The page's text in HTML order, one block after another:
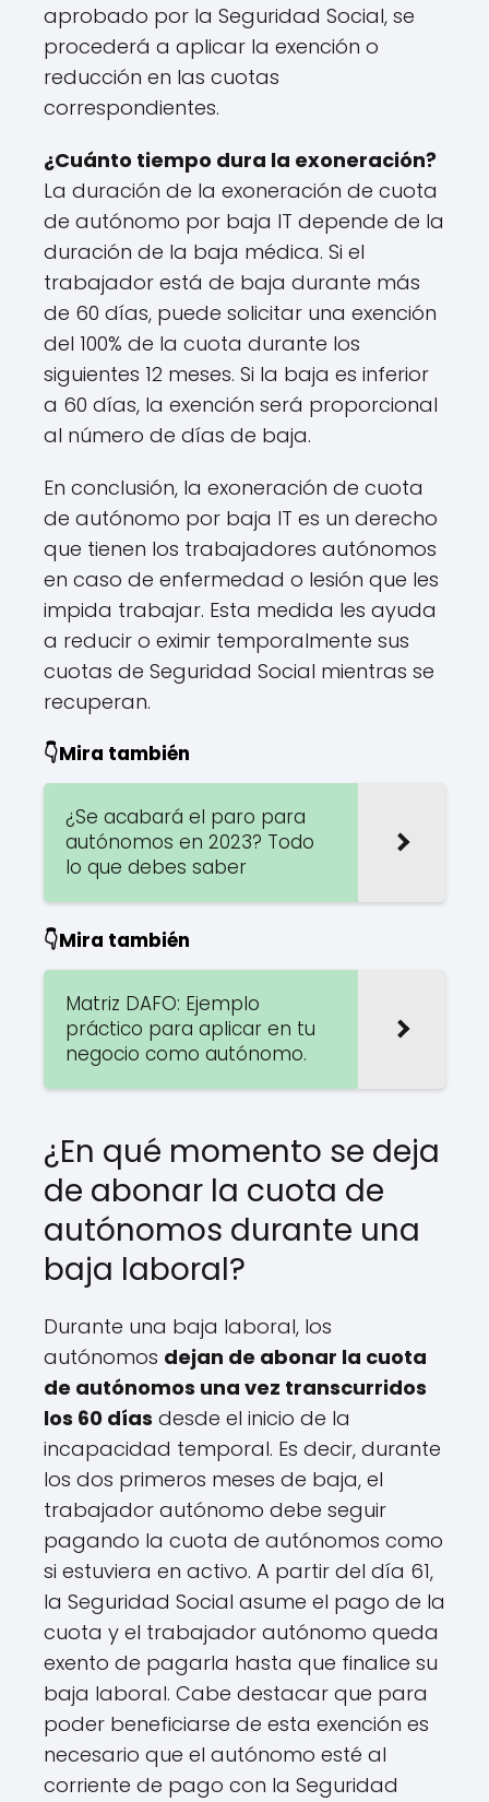
aprobado por la Seguridad Social, se
procederá a aplicar la exención o
reducción en las cuotas
correspondientes.
¿Cuánto tiempo dura la exoneración?
La duración de la exoneración de cuota
de autónomo por baja IT depende de la
duración de la baja médica. Si el
trabajador está de baja durante más
de 60 días, puede solicitar una exención
del 100% de la cuota durante los
siguientes 12 meses. Si la baja es inferior
a 60 días, la exención será proporcional
al número de días de baja.
En conclusión, la exoneración de cuota
de autónomo por baja IT es un derecho
que tienen los trabajadores autónomos
en caso de enfermedad o lesión que les
impida trabajar. Esta medida les ayuda
a reducir o eximir temporalmente sus
cuotas de Seguridad Social mientras se
recuperan.
👇Mira también
¿Se acabará el paro para
autónomos en 2023? Todo
lo que debes saber
👇Mira también
Matriz DAFO: Ejemplo
práctico para aplicar en tu
negocio como autónomo.
¿En qué momento se deja
de abonar la cuota de
autónomos durante una
baja laboral?
Durante una baja laboral, los
autónomos dejan de abonar la cuota
de autónomos una vez transcurridos
los 60 días desde el inicio de la
incapacidad temporal. Es decir, durante
los dos primeros meses de baja, el
trabajador autónomo debe seguir
pagando la cuota de autónomos como
si estuviera en activo. A partir del día 61,
la Seguridad Social asume el pago de la
cuota y el trabajador autónomo queda
exento de pagarla hasta que finalice su
baja laboral. Cabe destacar que para
poder beneficiarse de esta exención es
necesario que el autónomo esté al
corriente de pago con la Seguridad